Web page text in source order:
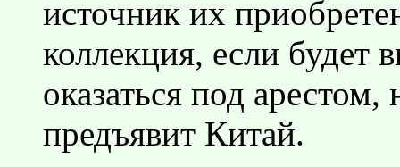
источник их
коллекция, если будет
оказаться под
предъявит Китай.